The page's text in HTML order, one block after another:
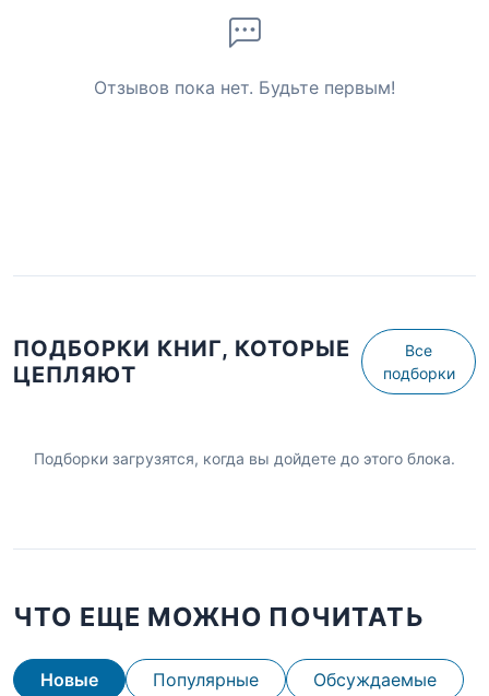
Отзывов пока нет. Будьте первым!
ПОДБОРКИ КНИГ, КОТОРЫЕ
ЦЕПЛЯЮТ
Все
подборки
Подборки загрузятся, когда вы дойдете до этого блока.
ЧТО ЕЩЕ МОЖНО ПОЧИТАТЬ
Новые Популярные Обсуждаемые